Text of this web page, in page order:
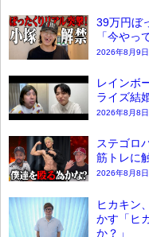
39万円ぼ
「今やっ
2026年8月9日
レインボ
ライズ結
2026年8月8日
ステゴロ
筋トレに
2026年8月8日
ヒカキン
かす「ヒ
か？」